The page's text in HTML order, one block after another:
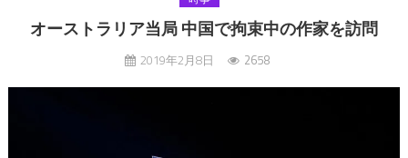
オーストラリア当局 中国で拘束中の作家を訪問
2019年2月8日 2658